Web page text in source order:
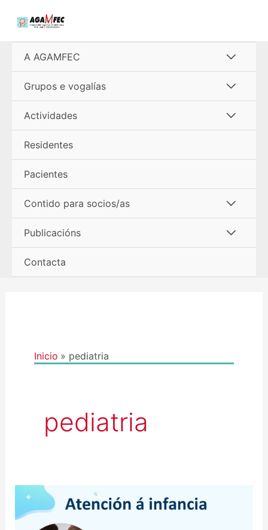
A AGAMFEC
menú
Grupos e vogalías
menú
Actividades
Residentes
Pacientes
Contido para socios/as
menú
Publicacións
Contacta
Inicio pediatria
pediatria
SESIÓNS